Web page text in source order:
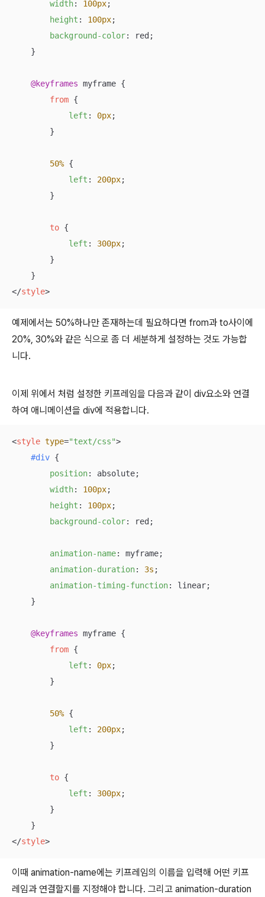
width: 100px;
height : 100px;
background-color: red;
    }
@keyframes myframe {
from {
left : 0px;
        }
50% {
left : 200px;
        }
to {
left : 300px;
        }
</style>
예제에서는 50%하나만 존재하는데 필요하다면 from과 to사이에
20%, 30%와 같은 식으로 좀 더 세분하게 설정하는 것도 가능합
니다.
이제 위에서 처럼 설정한 키프레임을 다음과 같이 div요소와 연결
하여 애니메이션을 div에 적용합니다.
<style type="text/css">
#div {
position: absolute;
width: 100px;
height : 100px;
background-color: red;
animation-name: myframe;
animation-duration: 3s ;
animation-timing-function: linear;
    }
@keyframes myframe {
from {
left : 0px;
        }
50% {
left : 200px;
        }
to {
left : 300px;
        }
</style>
이때 animation-name에는 키프레임의 이름을 입력해 어떤 키프
레임과 연결할지를 지정해야 합니다. 그리고 animation-duration